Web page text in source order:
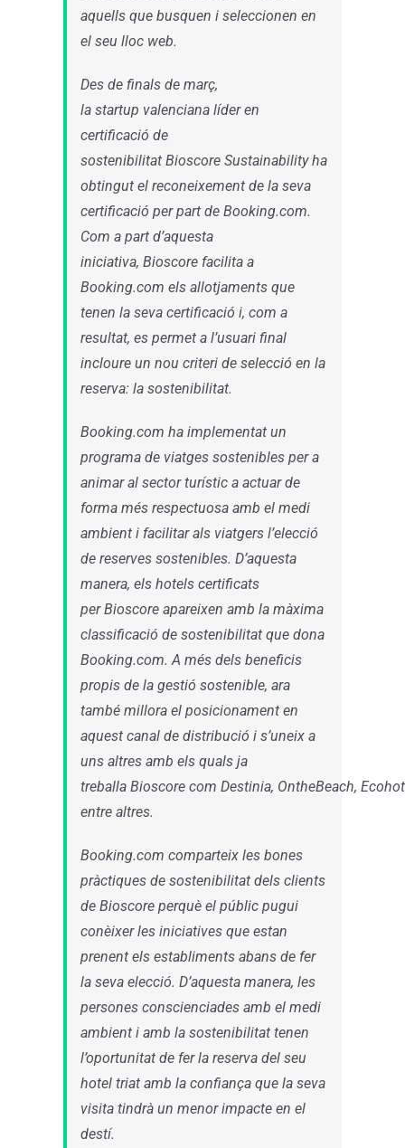
aquells que busquen i seleccionen en
el seu lloc web.
Des de finals de març,
la startup valenciana líder en
certificació de
sostenibilitat Bioscore Sustainability ha
obtingut el reconeixement de la seva
certificació per part de Booking.com.
Com a part d’aquesta
iniciativa, Bioscore facilita a
Booking.com els allotjaments que
tenen la seva certificació i, com a
resultat, es permet a l’usuari final
incloure un nou criteri de selecció en la
reserva: la sostenibilitat.
Booking.com ha implementat un
programa de viatges sostenibles per a
animar al sector turístic a actuar de
forma més respectuosa amb el medi
ambient i facilitar als viatgers l’elecció
de reserves sostenibles. D’aquesta
manera, els hotels certificats
per Bioscore apareixen amb la màxima
classificació de sostenibilitat que dona
Booking.com. A més dels beneficis
propis de la gestió sostenible, ara
també millora el posicionament en
aquest canal de distribució i s’uneix a
uns altres amb els quals ja
treballa Bioscore com Destinia, OntheBeach,
entre altres.
Booking.com comparteix les bones
pràctiques de sostenibilitat dels clients
de Bioscore perquè el públic pugui
conèixer les iniciatives que estan
prenent els establiments abans de fer
la seva elecció. D’aquesta manera, les
persones conscienciades amb el medi
ambient i amb la sostenibilitat tenen
l’oportunitat de fer la reserva del seu
hotel triat amb la confiança que la seva
visita tindrà un menor impacte en el
destí.